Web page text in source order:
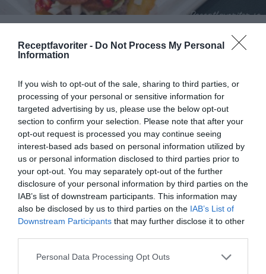
Receptfavoriter - Do Not Process My Personal
Information
If you wish to opt-out of the sale, sharing to third parties, or
processing of your personal or sensitive information for
targeted advertising by us, please use the below opt-out
section to confirm your selection. Please note that after your
opt-out request is processed you may continue seeing
interest-based ads based on personal information utilized by
us or personal information disclosed to third parties prior to
your opt-out. You may separately opt-out of the further
disclosure of your personal information by third parties on the
IAB’s list of downstream participants. This information may
also be disclosed by us to third parties on the IAB’s List of
Downstream Participants that may further disclose it to other
Personal Data Processing Opt Outs
Tostadas är friterade majstortillas med topping. Här
RECEPT